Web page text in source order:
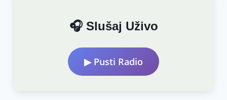
🎧 Slušaj Uživo
▶ Pusti Radio